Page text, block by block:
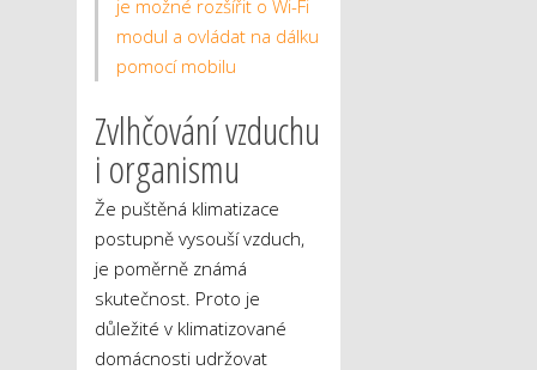
je možné rozšířit o Wi-Fi
modul a ovládat na dálku
pomocí mobilu
Zvlhčování vzduchu
i organismu
Že puštěná klimatizace
postupně vysouší vzduch,
je poměrně známá
skutečnost. Proto je
důležité v klimatizované
domácnosti udržovat